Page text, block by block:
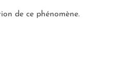
de ce phénomène.